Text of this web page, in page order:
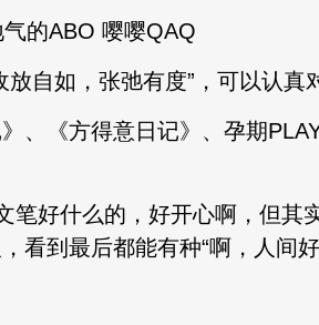
的ABO 嘤嘤QAQ
自如，张弛有度”，可以认真
、《方得意日记》、孕期
笔好什么的，好开心啊，但其
看到最后都能有种“啊，人间